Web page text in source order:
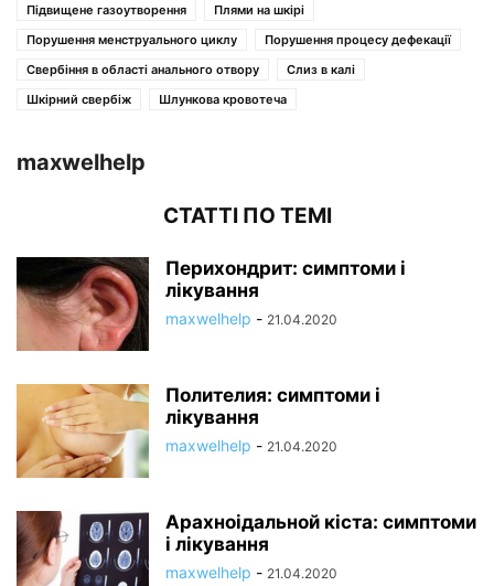
Підвищене газоутворення
Плями на шкірі
Порушення менструального циклу
Порушення процесу дефекації
Свербіння в області анального отвору
Слиз в калі
Шкірний свербіж
Шлункова кровотеча
maxwelhelp
СТАТТІ ПО ТЕМІ
Перихондрит: симптоми і
лікування
maxwelhelp - 21.04.2020
Полителия: симптоми і
лікування
maxwelhelp - 21.04.2020
Арахноідальной кіста: симптоми
і лікування
maxwelhelp - 21.04.2020